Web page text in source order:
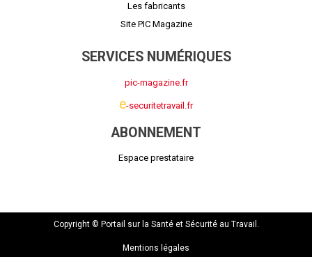
Les fabricants
Site PIC Magazine
SERVICES NUMÉRIQUES
pic-magazine.fr
e-securitetravail.fr
ABONNEMENT
Espace prestataire
Copyright © Portail sur la Santé et Sécurité au Travail.
Mentions légales